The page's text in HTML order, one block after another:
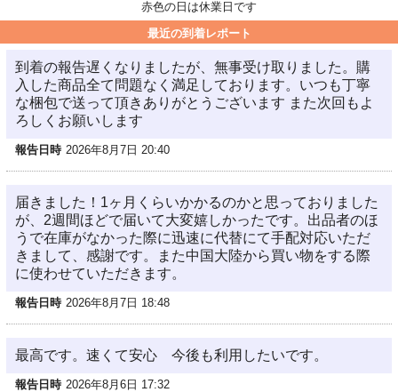
赤色の日は休業日です
最近の到着レポート
到着の報告遅くなりましたが、無事受け取りました。購
入した商品全て問題なく満足しております。いつも丁寧
な梱包で送って頂きありがとうございます また次回もよ
ろしくお願いします
報告日時 2026年8月7日 20:40
届きました！1ヶ月くらいかかるのかと思っておりました
が、2週間ほどで届いて大変嬉しかったです。出品者のほ
うで在庫がなかった際に迅速に代替にて手配対応いただ
きまして、感謝です。また中国大陸から買い物をする際
に使わせていただきます。
報告日時 2026年8月7日 18:48
最高です。速くて安心 今後も利用したいです。
報告日時 2026年8月6日 17:32